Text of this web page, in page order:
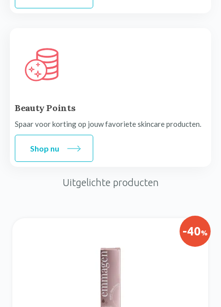
Beauty Points
Spaar voor korting op jouw favoriete skincare producten.
Shop nu
Uitgelichte producten
-40%